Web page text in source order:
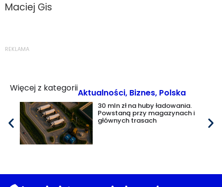
Maciej Gis
REKLAMA
Więcej z kategoriiAktualności, Biznes, Polska
30 mln zł na huby ładowania.
Powstaną przy magazynach i
głównych trasach